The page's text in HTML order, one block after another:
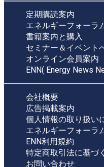
定期購読案内
エネルギーフォーラ
書籍案内と購入
セミナー＆イベント
オンライン会員案内
ENN( Energy News
会社概要
広告掲載案内
個人情報の取り扱い
エネルギーフォーラ
ENN利用規約
特定商取引法に基づ
お問い合わせ